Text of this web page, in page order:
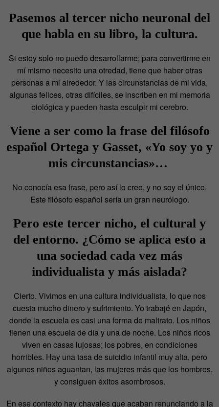
Pasemos al tercer nicho neuronal del
que habla en su libro, la cultura.
Si estoy solo no puedo desarrollarme; para convertirme en
mí mismo necesito una otredad, tiene que haber otras
personas a mi alrededor. Y las circunstancias de mi vida,
algunas felices, otras difíciles, se inscriben en mi memoria
biológica y pueden hasta esculpir mi cerebro.
Viene a ser como la frase del filósofo
español Ortega y Gasset, «Yo soy yo y
mis circunstancias»…
No conocía esa frase, pero así lo creo, y no soy el único.
Este filósofo español sería un gran neurólogo.
Pero este tercer nicho, el cultural y
del entorno. ¿Cómo se aplica esto a
una sociedad cada vez más
individualista y más aislada?
Cierto. Vivimos en una cultura individualista, lo que nos
cuesta mucho dinero y sufrimiento. Yo trabajé en Japón,
donde la escuela es casi una forma de maltrato. Los niños
tienen una escuela de día y una de noche. Los niños ricos
viven en casas lujosas; los pobres, en condiciones
horribles. Hay una tasa de suicidio infantil muy alta, pero
algunos niños aguantan, las mujeres más que los hombres,
y consiguen éxitos asombrosos.
En ese contexto hay chavales que acaban renunciando a la